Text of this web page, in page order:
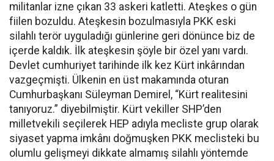
militanlar izne çıkan 33 askeri katletti. Ateşkes o gün
fiilen bozuldu. Ateşkesin bozulmasıyla PKK eski
silahlı terör uyguladığı günlerine geri dönünce biz de
içerde kaldık. İlk ateşkesin şöyle bir özel yanı vardı.
Devlet cumhuriyet tarihinde ilk kez Kürt inkârından
vazgeçmişti. Ülkenin en üst makamında oturan
Cumhurbaşkanı Süleyman Demirel, “Kürt realitesini
tanıyoruz.” diyebilmiştir. Kürt vekiller SHP’den
milletvekili seçilerek HEP adıyla mecliste grup olarak
siyaset yapma imkânı doğmuşken PKK meclisteki bu
olumlu gelişmeyi dikkate almamış silahlı yöntemde